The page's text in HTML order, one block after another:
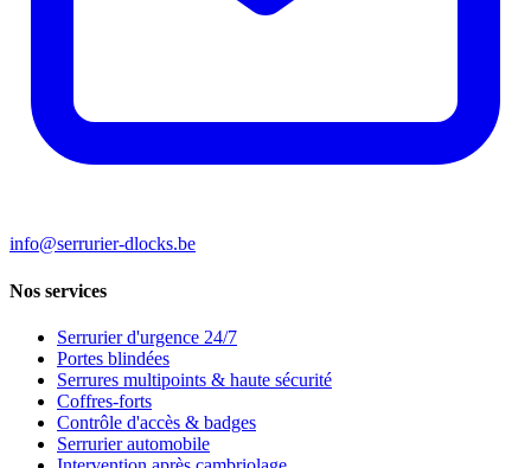
info@serrurier-dlocks.be
Nos services
Serrurier d'urgence 24/7
Portes blindées
Serrures multipoints & haute sécurité
Coffres-forts
Contrôle d'accès & badges
Serrurier automobile